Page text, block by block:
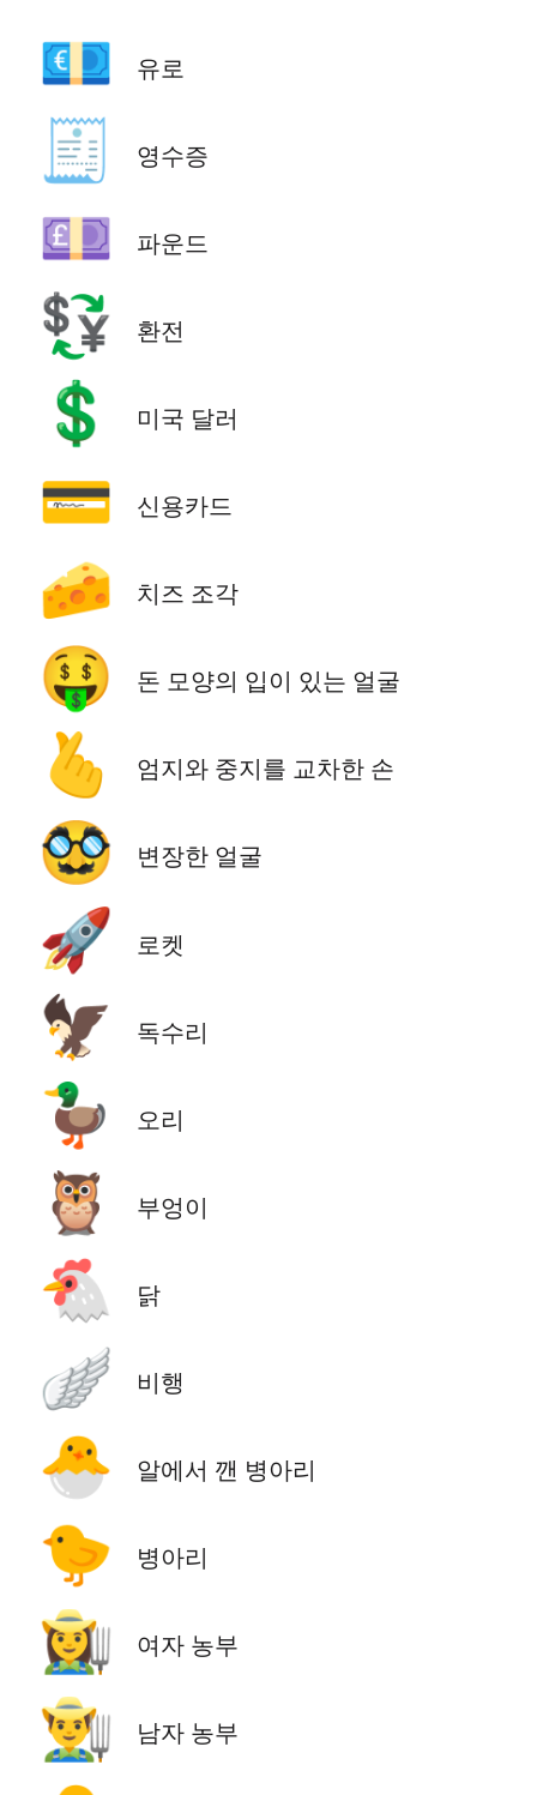
💶 유로
🧾 영수증
💷 파운드
💱 환전
💲 미국 달러
💳 신용카드
🧀 치즈 조각
🤑 돈 모양의 입이 있는 얼굴
🫰 엄지와 중지를 교차한 손
🥸 변장한 얼굴
🚀 로켓
🦅 독수리
🦆 오리
🦉 부엉이
🐔 닭
🪽 비행
🐣 알에서 깬 병아리
🐤 병아리
👩‍🌾 여자 농부
👨‍🌾 남자 농부